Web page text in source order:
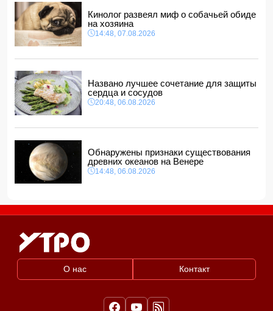
12:40, 07.08.2026
Кинолог развеял миф о собачьей обиде
на хозяина
14:48, 07.08.2026
Названо лучшее сочетание для защиты
сердца и сосудов
20:48, 06.08.2026
Обнаружены признаки существования
древних океанов на Венере
14:48, 06.08.2026
О нас Контакт